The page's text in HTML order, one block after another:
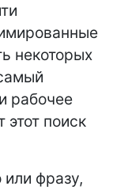
некоторых
рабочее
поиск
фразу,